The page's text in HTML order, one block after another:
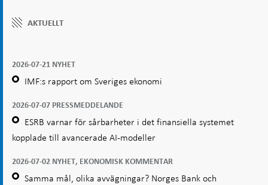
AKTUELLT
2026-07-21 NYHET
IMF:s rapport om Sveriges ekonomi
2026-07-07 PRESSMEDDELANDE
ESRB varnar för sårbarheter i det finansiella systemet
kopplade till avancerade AI-modeller
2026-07-02 NYHET, EKONOMISK KOMMENTAR
Samma mål, olika avvägningar? Norges Bank och